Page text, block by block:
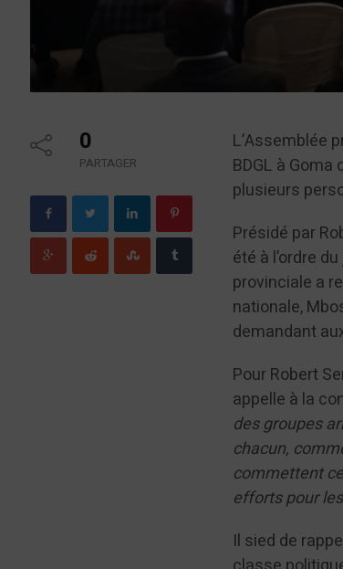
0
PARTAGER
L’Assemblée
BDGL à
plusieurs
Présidé par
été à l’ordre
provinciale a
nationale,
demandant
Pour Robert
appelle à la
des groupes
chacun,
commettent
efforts pour
Il sied de